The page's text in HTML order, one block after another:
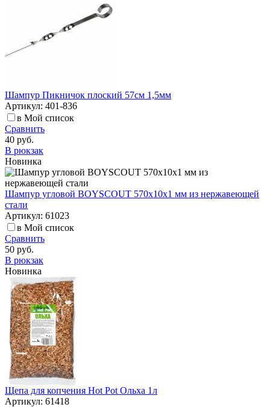
Шампур Пикничок плоский 57см 1,5мм
Артикул: 401-836
в Мой список
Сравнить
40 руб.
В рюкзак
Новинка
Шампур угловой BOYSCOUT 570х10х1 мм из нержавеющей
стали
Артикул: 61023
в Мой список
Сравнить
50 руб.
В рюкзак
Новинка
Щепа для копчения Hot Pot Ольха 1л
Артикул: 61418